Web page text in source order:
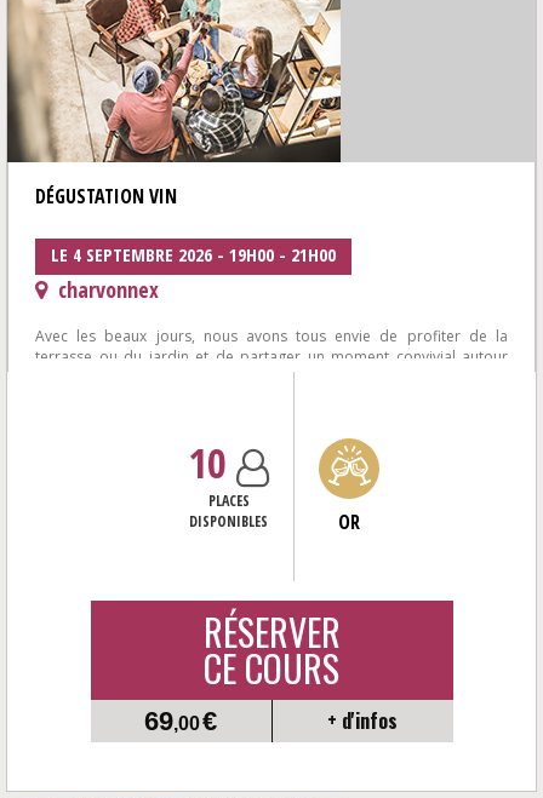
DÉGUSTATION VIN
LE 4 SEPTEMBRE 2026 - 19H00 - 21H00
charvonnex
Avec les beaux jours, nous avons tous envie de profiter de la
terrasse ou du jardin et de partager un moment convivial autour
10
PLACES
DISPONIBLES
OR
RÉSERVER
CE COURS
69,00€ + d'infos